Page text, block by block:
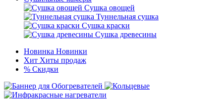
Сушка овощей
Туннельная сушка
Сушка краски
Сушка древесины
Новинка Новинки
Хит Хиты продаж
% Скидки